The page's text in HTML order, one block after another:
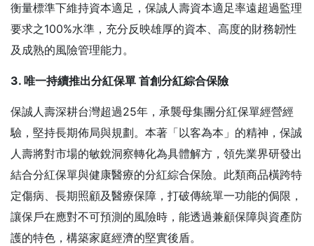
衡量標準下維持資本適足，保誠人壽資本適足率遠超過監理
要求之100%水準，充分反映雄厚的資本、高度的財務韌性
及成熟的風險管理能力。
3. 唯一持續推出分紅保單 首創分紅綜合保險
保誠人壽深耕台灣超過25年，承襲母集團分紅保單經營經
驗，堅持長期佈局與規劃。本著「以客為本」的精神，保誠
人壽將對市場的敏銳洞察轉化為具體解方，領先業界研發出
結合分紅保單與健康醫療的分紅綜合保險。此類商品橫跨特
定傷病、長期照顧及醫療保障，打破傳統單一功能的侷限，
讓保戶在應對不可預測的風險時，能透過兼顧保障與資產防
護的特色，構築家庭經濟的堅實後盾。